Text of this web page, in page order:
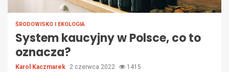
ŚRODOWISKO I EKOLOGIA
System kaucyjny w Polsce, co to
oznacza?
Karol Kaczmarek 2 czerwca 2022 1415